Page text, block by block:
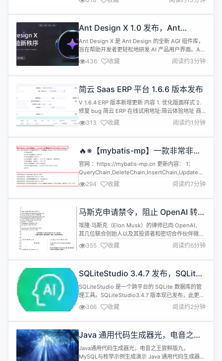
新一线城市在成本、人才稳定性、政策支持等方面的
优势，同时也指出了在人才招募、团队建设和技术创
存、南北方政策差异等话题，微信扫码，可查看回
放。 以下内容根据直播整理：...
Ant Design X 1.0 发布，Ant
Design 全新 AGI 组件库
Ant Design X 是 Ant Design 的全新 AGI 组件库，
旨在帮助开发者更轻松地研发 AI 产品用户界面。Ant
Design X 将在 Ant Design 的基础之上进一步拓展
AI 产品的设计规范，为开发者提供更强大的工具和资
源。期待与你一起推动 AI 技术的发展！ 官网地址：
436 收藏 阅读约3分钟
简云 Saas ERP 平台 1.6.6 版本发布
V 1.6.4 ERP 版本新增更新 内容 1. 优化版面样式 2.
修复 bug 简云 ERP 在线试用地址:简云体验地址 商
业金桔云 ERP体验地址:金桔云体验地址 询问AI
313 收藏 阅读约1分钟
🔥※【mybatis-mp】一款非常非常
好用的 ORM 框架：1.7.7-RC 发布！
官网 ：https://mybatis-mp.cn 更新内容： 1：
QueryChain,DeleteChain,InsertChain,UpdateChain
支持BasicMapper方法 2：支持通用
BasicMapper，可不需要创建多个实体类Mapper；
一个BasicMapper即可使用所有功能 为什么推荐
294 收藏 阅读约7分钟
马斯克申请禁令，阻止 OpenAI 转型
为营利性公司
埃隆·马斯克（Elon Musk）的律师已向 OpenAI、
其几位联合创始人以及其投资者和密切合作伙伴微软
申请初步禁令，以防止 OpenAI 和其他指定被告从事
马斯克律师所称的反竞争行为。 该禁令动议于周五晚
些时候向美国加州北区地方法院提交，指控
Brockman、微软、LinkedIn 联合...
355 收藏 阅读约6分钟
SQLiteStudio 3.4.7 发布，SQLite
管理工具
SQLiteStudio 是一个跨平台的 SQLite 数据库的管
理工具。SQLiteStudio3.4.7 版本现已发布，此更新
修复了几个重要的错误，并将 SQLite 升级到最新版
本 (3.47.1)。 错误修复： 现代 Linux 系统上的
Wayland 兼容性。解决了从https://sqlitestudio.pl
366 收藏 阅读约2分钟
Java 通用代码生成器光，电音之王
尝鲜版九，MySQL 与枚举示例生成
演示
Java通用代码生成器光，电音之王尝鲜版九，
MySQL与枚举示例生成演示 Java 通用代码生成器光